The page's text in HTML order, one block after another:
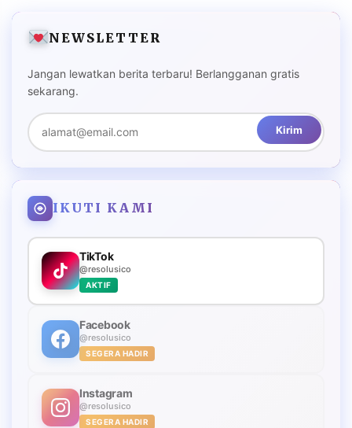
NEWSLETTER
Jangan lewatkan berita terbaru! Berlangganan gratis
sekarang.
Kirim
IKUTI KAMI
TikTok
@resolusico
AKTIF
Facebook
@resolusico
SEGERA HADIR
Instagram
@resolusico
SEGERA HADIR